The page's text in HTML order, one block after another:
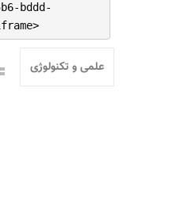
bddd-
علمی و تکنولوژی